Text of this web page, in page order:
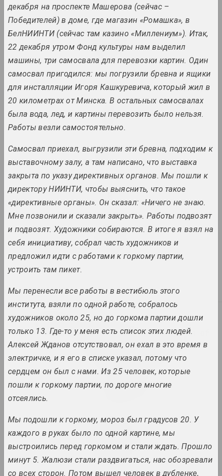
2024. exhibition
Дмитрий Брушко, Сергей Брушко
2024. exhibition
Sense of Safety
2024. group project
Snake Charmer
Sometimes I hold onto the
2024. large-scale exhibition
Stillleben. Landschaft
2024. solo show
Vladimir Parfenok
Vilnius album
2024. solo show
2023 Tasha Katsuba
209 Days of Gray: Death of
the Physical, Immortality
2023. solo show, overseas event
ART FESTIVAL 2023
Sergey Shabohin
Atlas of Tectonic
Landscapes
декабря на проспекте Машерова (сейчас –
Победителей) в доме, где магазин «Ромашка», в
БелНИИНТИ (сейчас там казино «Миллениум»). Итак,
22 декабря утром Фонд культуры нам выделил
машины, три самосвала для перевозки картин. Один
самосвал пригодился: мы погрузили бревна и ящики
для инсталляции Игоря Кашкуревича, который жил в
20 километрах от Минска. В остальных самосвалах
была вода, лед, и картины перевозить было нельзя.
Работы везли самостоятельно.
Самосвал приехал, выгрузили эти бревна, подходим к
выставочному залу, а там написано, что выставка
закрыта по указу директивных органов. Мы пошли к
директору НИИНТИ, чтобы выяснить, что такое
«директивные органы». Он сказал: «Ничего не знаю.
Мне позвонили и сказали закрыть». Работы подвозят
и подвозят. Художники собираются. В итоге я взял на
себя инициативу, собрал часть художников и
предложил идти с работами к горкому партии,
устроить там пикет.
Мы перенесли все работы в вестибюль этого
института, взяли по одной работе, собралось
художников около 25, но до горкома партии дошли
только 13. Где-то у меня есть список этих людей.
Алексей Жданов отсутствовал, он ехал в это время в
электричке, и я его в списке указал, потому что
сердцем он был с нами. Из 25 человек, которые
пошли к горкому партии, по дороге многие
отсеялись.
Мы подошли к горкому, мороз был градусов 20. У
каждого в руках было по одной картине, мы
выстроились перед горкомом и стали ждать. Прошло
минут 5. Жалюзи стали раздвигаться, нас обозревали
со всех сторон. Потом вышел человек в дубленке,